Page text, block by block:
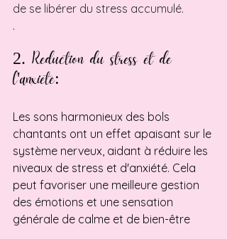
de se libérer du stress accumulé.
.
2. Reduction du stress et de
l'anxiete:
Les sons harmonieux des bols
chantants ont un effet apaisant sur le
système nerveux, aidant à réduire les
niveaux de stress et d'anxiété. Cela
peut favoriser une meilleure gestion
des émotions et une sensation
générale de calme et de bien-être